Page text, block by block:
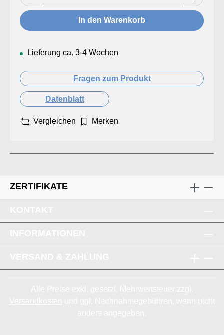
In den Warenkorb
Lieferung ca. 3-4 Wochen
Fragen zum Produkt
Datenblatt
Vergleichen Merken
ZERTIFIKATE